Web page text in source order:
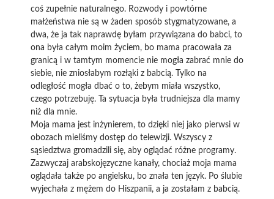
coś zupełnie naturalnego. Rozwody i powtórne
małżeństwa nie są w żaden sposób stygmatyzowane, a
dwa, że ja tak naprawdę byłam przywiązana do babci, to
ona była całym moim życiem, bo mama pracowała za
granicą i w tamtym momencie nie mogła zabrać mnie do
siebie, nie zniosłabym rozłąki z babcią. Tylko na
odległość mogła dbać o to, żebym miała wszystko,
czego potrzebuję. Ta sytuacja była trudniejsza dla mamy
niż dla mnie.
Moja mama jest inżynierem, to dzięki niej jako pierwsi w
obozach mieliśmy dostęp do telewizji. Wszyscy z
sąsiedztwa gromadzili się, aby oglądać różne programy.
Zazwyczaj arabskojęzyczne kanały, chociaż moja mama
oglądała także po angielsku, bo znała ten język. Po ślubie
wyjechała z mężem do Hiszpanii, a ja zostałam z babcią.